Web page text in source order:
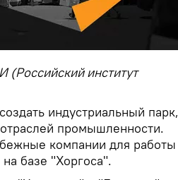
(Российский институт
индустриальный парк,
промышленности.
компании для работы
базе "Хоргоса".